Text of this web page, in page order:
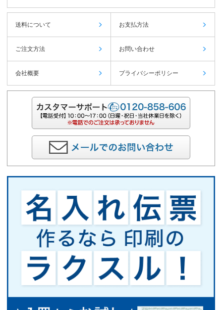
送料について お支払方法
ご注文方法 お問い合わせ
会社概要 プライバシーポリシー